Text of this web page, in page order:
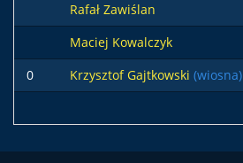
Rafał Zawiślan
Maciej Kowalczyk
0 Krzysztof Gajtkowski (wiosna)